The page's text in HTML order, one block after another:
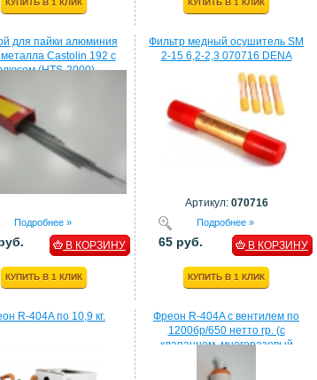
КУПИТЬ В 1 КЛИК КУПИТЬ В 1 КЛИК
для пайки алюминия
Castolin 192 с
(HTS-2000)
Подробнее »
В КОРЗИНУ
КУПИТЬ В 1 КЛИК
Фильтр медный осушитель SM
2-15 6,2-2,3 070716 DENA
Артикул: 070716
Подробнее »
65 руб. В КОРЗИНУ
КУПИТЬ В 1 КЛИК
R-404A по 10,9 кг.
Фреон R-404A с вентилем по
1200бр/650 нетто гр. (с
клапанном, многоразовый
балон)